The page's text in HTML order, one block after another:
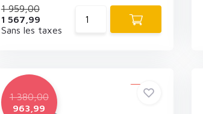
1 959,00
1 567,99
Sans les taxes
1 380,00
963,99